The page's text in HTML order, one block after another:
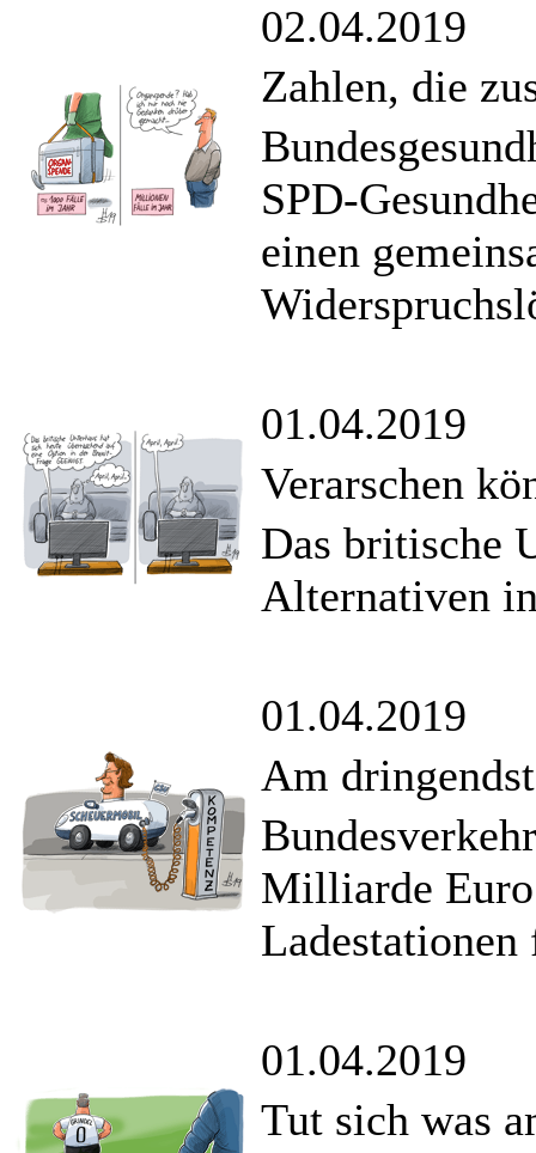
02.04.2019
Zahlen, die
SPD-
einen
01.04.2019
Verarschen
Das britische
Alternativen
01.04.2019
Am
Milliarde
01.04.2019
Tut sich was